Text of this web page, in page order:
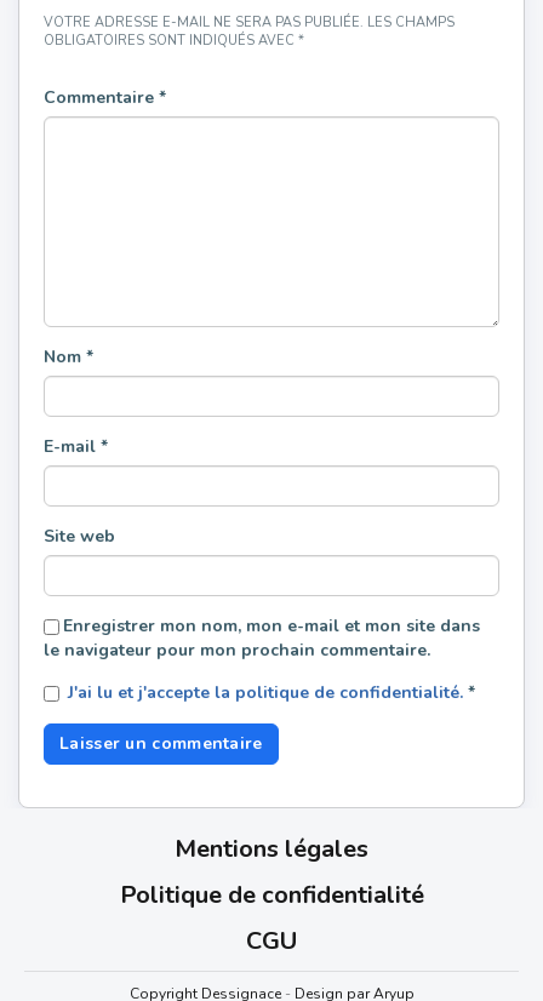
VOTRE ADRESSE E-MAIL NE SERA PAS PUBLIÉE. LES CHAMPS
OBLIGATOIRES SONT INDIQUÉS AVEC *
Commentaire *
Nom *
E-mail *
Site web
Enregistrer mon nom, mon e-mail et mon site dans
le navigateur pour mon prochain commentaire.
J'ai lu et j'accepte la politique de confidentialité. *
Mentions légales
Politique de confidentialité
CGU
Copyright Dessignace- Design par Aryup